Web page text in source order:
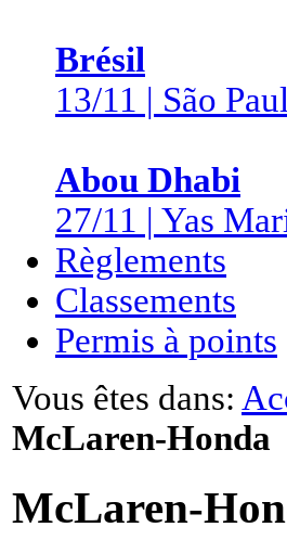
Brésil
13/11 | São
Abou Dhabi
27/11 | Yas
Règlements
Classements
Permis à points
Vous êtes dans:
McLaren-Honda
McLaren-